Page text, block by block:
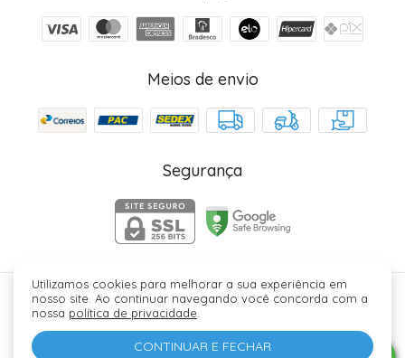
Utilizamos cookies para melhorar a sua experiência em
nosso site. Ao continuar navegando você concorda com a
nossa política de privacidade
CONTINUAR E FECHAR
Meios de envio
Segurança
Júlia Fez Cosméticos - 40006329000184. Copyright ©
2026 - Todos os direitos reservados.